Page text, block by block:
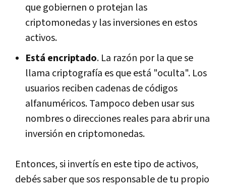
que gobiernen o protejan las
criptomonedas y las inversiones en estos
activos.
Está encriptado. La razón por la que se
llama criptografía es que está "oculta". Los
usuarios reciben cadenas de códigos
alfanuméricos. Tampoco deben usar sus
nombres o direcciones reales para abrir una
inversión en criptomonedas.
Entonces, si invertís en este tipo de activos,
debés saber que sos responsable de tu propio